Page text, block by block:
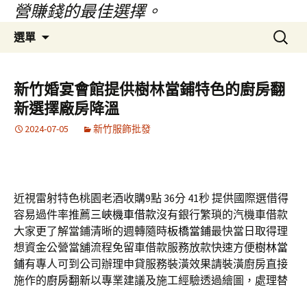
營賺錢的最佳選擇。
選單
容
區
搜
尋
鍵
字:
新竹婚宴會館提供樹林當鋪特色的廚房翻
新選擇廠房降溫
2024-07-05 新竹服飾批發
近視雷射特色桃園老酒收購9點 36分 41秒提供國際選借得
容易過件率推薦三峽機車借款沒有銀行繁瑣的汽機車借款
大家更了解當鋪清晰的週轉隨時板橋當鋪最快當日取得理
想資金公營當舖流程免留車借款服務放款快速方便樹林當
鋪有專人可到公司辦理申貸服務裝潢效果請裝潢廚房直接
施作的廚房翻新以專業建議及施工經驗透過繪圖，處理替